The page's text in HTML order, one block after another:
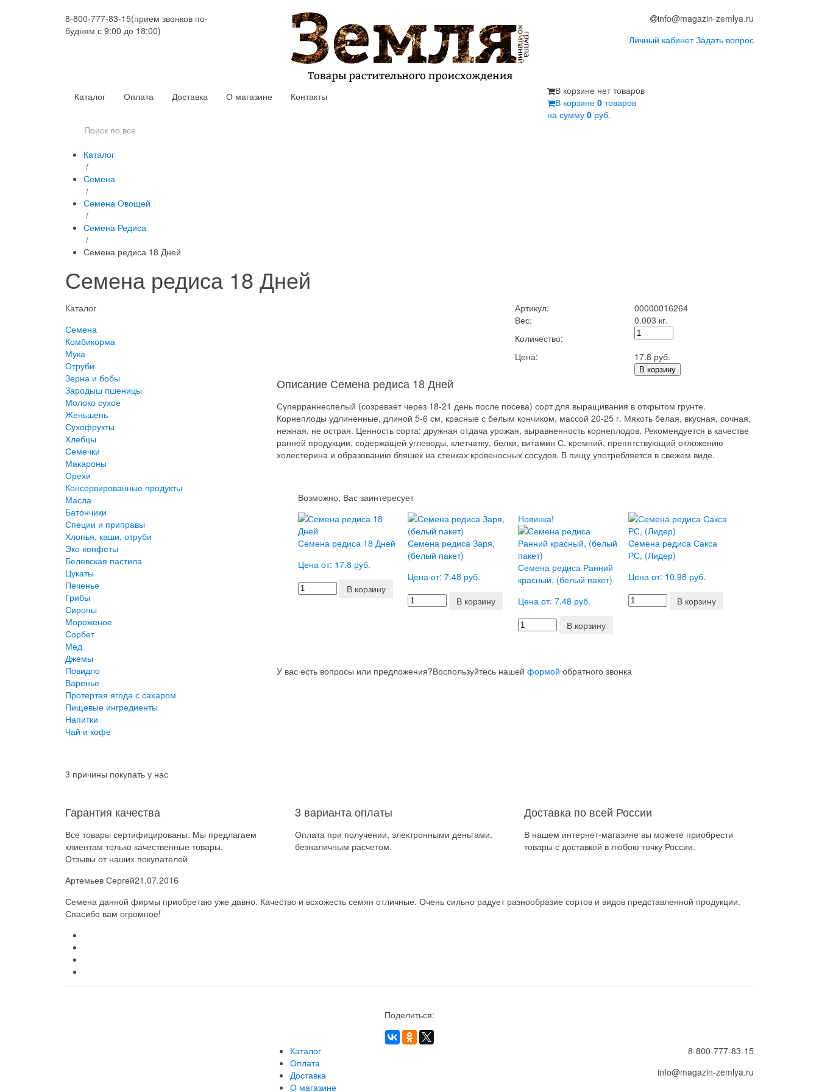
8-800-777-83-15(прием звонков по-
будням с 9:00 до 18:00)
info@magazin-zemlya.ru
Личный кабинет Задать вопрос
Каталог Оплата Доставка О магазине Контакты
В корзине нет товаров
В корзине 0 товаров
на сумму 0 руб.
Каталог
/
Семена
/
Семена Овощей
/
Семена Редиса
/
Семена редиса 18 Дней
Семена редиса 18 Дней
Каталог
Семена
Комбикорма
Мука
Отруби
Зерна и бобы
Зародыш пшеницы
Молоко сухое
Женьшень
Сухофрукты
Хлебцы
Семечки
Макароны
Орехи
Консервированные продукты
Масла
Батончики
Специи и приправы
Хлопья, каши, отруби
Эко-конфеты
Белевская пастила
Цукаты
Печенье
Грибы
Сиропы
Мороженое
Сорбет
Мед
Джемы
Повидло
Варенье
Протертая ягода с сахаром
Пищевые ингредиенты
Напитки
Чай и кофе
Артикул:
00000016264
Вес:
0.003 кг.
Количество:
Цена:
17.8 руб.
В корзину
Описание Семена редиса 18 Дней
Суперраннеспелый (созревает через 18-21 день после посева) сорт для выращивания в открытом грунте.
Корнеплоды удлиненные, длиной 5-6 см, красные с белым кончиком, массой 20-25 г. Мякоть белая, вкусная, сочная,
нежная, не острая. Ценность сорта: дружная отдача урожая, выравненность корнеплодов. Рекомендуется в качестве
ранней продукции, содержащей углеводы, клетчатку, белки, витамин С, кремний, препятствующий отложению
холестерина и образованию бляшек на стенках кровеносных сосудов. В пищу употребляется в свежем виде.
Возможно, Вас заинтересует
Семена редиса 18 Дней
Цена от: 17.8 руб.
В корзину
Семена редиса Заря,
(белый пакет)
Цена от: 7.48 руб.
В корзину
Новинка!
Семена редиса Ранний
красный, (белый пакет)
Цена от: 7.48 руб.
В корзину
Семена редиса Сакса
РС, (Лидер)
Цена от: 10.98 руб.
В корзину
У вас есть вопросы или предложения?Воспользуйтесь нашей формой обратного звонка
3 причины покупать у нас
Гарантия качества
Все товары сертифицированы. Мы предлагаем
клиентам только качественные товары.
3 варианта оплаты
Оплата при получении, электронными деньгами,
безналичным расчетом.
Доставка по всей России
В нашем интернет-магазине вы можете приобрести
товары с доставкой в любою точку России.
Отзывы от наших покупателей
Артемьев Сергей21.07.2016
Семена данной фирмы приобретаю уже давно. Качество и всхожесть семян отличные. Очень сильно радует разнообразие сортов и видов представленной продукции.
Спасибо вам огромное!
Поделиться:
Каталог
Оплата
Доставка
О магазине
8-800-777-83-15
info@magazin-zemlya.ru